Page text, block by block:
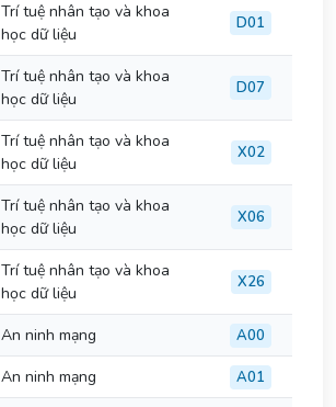
Trí tuệ nhân tạo và khoa
học dữ liệu
D01
Trí tuệ nhân tạo và khoa
học dữ liệu
D07
Trí tuệ nhân tạo và khoa
học dữ liệu
X02
Trí tuệ nhân tạo và khoa
học dữ liệu
X06
Trí tuệ nhân tạo và khoa
học dữ liệu
X26
An ninh mạng A00
An ninh mạng A01